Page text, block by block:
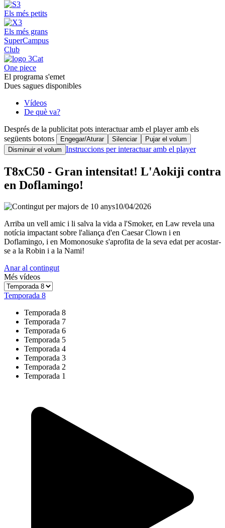
Els més petits
Els més grans
SuperCampus
Club
One piece
El programa s'emet
Dues sagues disponibles
Vídeos
De què va?
Després de la publicitat pots interactuar amb el player amb els
següents botons
Engegar/Aturar Silenciar
Pujar el volum
Disminuir el volum Instruccions per interactuar amb el player
T8xC50 - Gran intensitat! L'Aokiji contra
en Doflamingo!
10/04/2026
Arriba un vell amic i li salva la vida a l'Smoker, en Law revela una
notícia impactant sobre l'aliança d'en Caesar Clown i en
Doflamingo, i en Momonosuke s'aprofita de la seva edat per acostar-
se a la Robin i a la Nami!
Anar al contingut
Més vídeos
Temporada 8
Temporada 8
Temporada 7
Temporada 6
Temporada 5
Temporada 4
Temporada 3
Temporada 2
Temporada 1